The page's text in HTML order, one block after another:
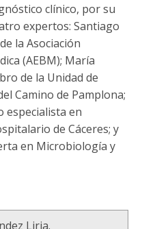
clínico, por su
expertos: Santiago
la Asociación
(AEBM); María
de la Unidad de
Camino de Pamplona;
especialista en
de Cáceres; y
en Microbiología y
Liria.